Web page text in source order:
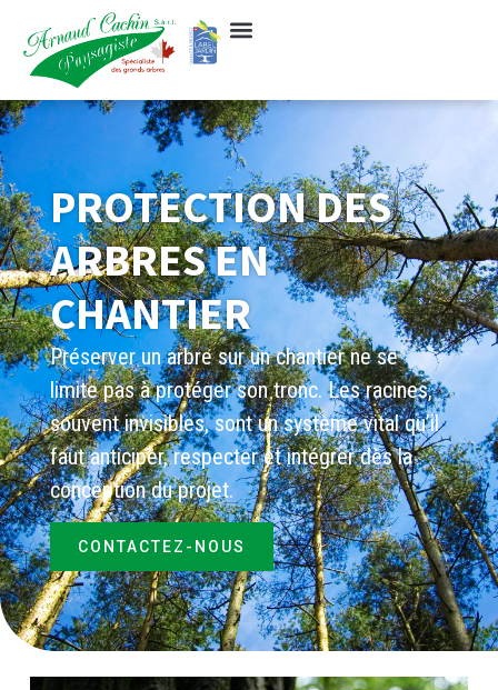
PROTECTION DES
ARBRES EN
CHANTIER
Préserver un arbre sur un chantier ne se
limite pas à protéger son tronc. Les racines,
souvent invisibles, sont un système vital qu’il
faut anticiper, respecter et intégrer dès la
conception du projet.
CONTACTEZ-NOUS